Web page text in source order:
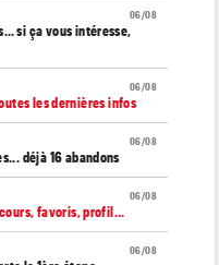
06/08
si ça vous intéresse,
06/08
les dernières infos
06/08
déjà 16 abandons
06/08
favoris, profil…
06/08